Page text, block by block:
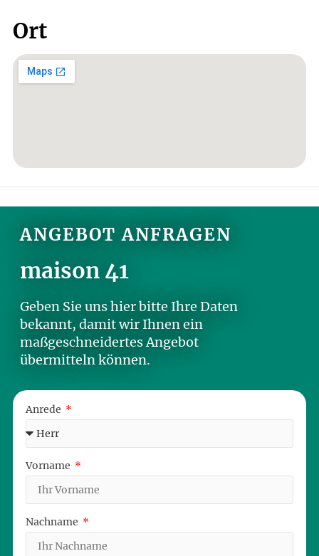
Ort
ANGEBOT ANFRAGEN
maison 41
Geben Sie uns hier bitte Ihre Daten
bekannt, damit wir Ihnen ein
maßgeschneidertes Angebot
übermitteln können.
Anrede
Vorname
Nachname